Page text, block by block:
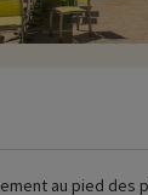
au pied